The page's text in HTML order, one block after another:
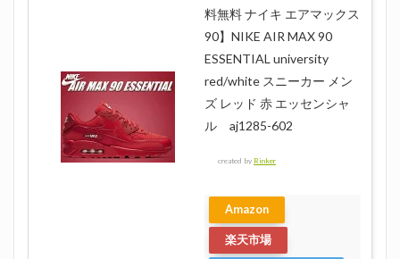
料無料 ナイキ エアマックス
90】NIKE AIR MAX 90
ESSENTIAL university
red/white スニーカー メン
ズ レッド 赤 エッセンシャ
ル aj1285-602
created by Rinker
Amazon
楽天市場